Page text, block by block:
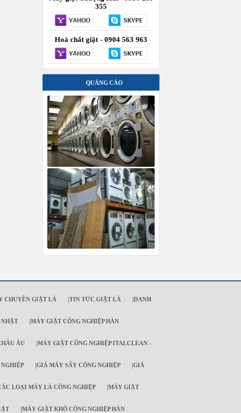
355
Hoá chất giặt - 0904 563 963
QUẢNG CÁO
CHUYỀN GIẶT LÀ |TIN TỨC GIẶT LÀ |DANH
NHẬT |MÁY GIẶT CÔNG NGHIỆP HÀN
ÂU |MÁY GIẶT CÔNG NGHIỆP ITALCLEAN -
|GIÁ MÁY SẤY CÔNG NGHIỆP |GIÁ
LOẠI MÁY LÀ CÔNG NGHIỆP |MÁY GIẶT
|MÁY GIẶT KHÔ CÔNG NGHIỆP HÀN